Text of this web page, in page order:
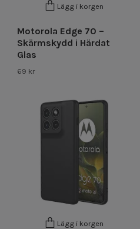
Lägg i korgen
Motorola Edge 70 –
Skärmskydd i Härdat
Glas
69 kr
Lägg i korgen